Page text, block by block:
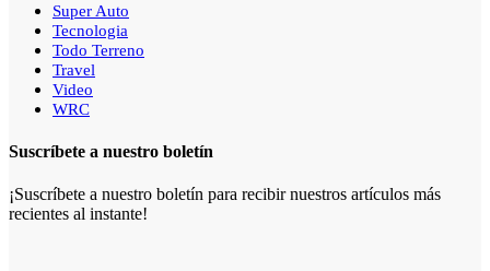
Super Auto
Tecnologia
Todo Terreno
Travel
Video
WRC
Suscríbete a nuestro boletín
¡Suscríbete a nuestro boletín para recibir nuestros artículos más
recientes al instante!